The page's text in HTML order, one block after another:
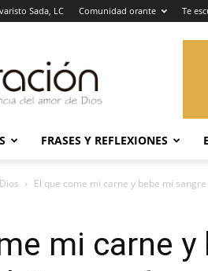
Sada, LC Comunidad orante Te
FRASES Y REFLEXIONES
El que come mi carne y bebe mi
mi carne y